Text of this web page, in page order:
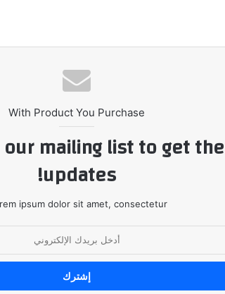
With Product You Purchase
mailing list to get
updates!
ipsum dolor sit amet, consectetur.